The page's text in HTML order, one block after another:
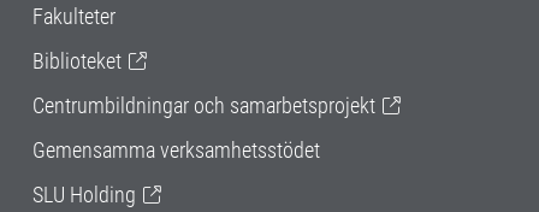
Fakulteter
Biblioteket
Centrumbildningar och samarbetsprojekt
Gemensamma verksamhetsstödet
SLU Holding